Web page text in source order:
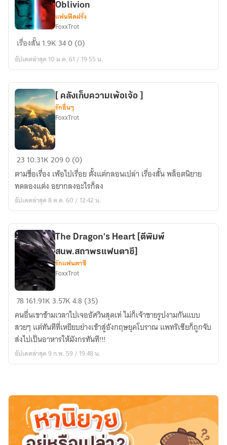
Fic
Star
Wars
[Kylo
Ren
x
Rey]
Let
all
the
Thousand
Stars
Fade
Oblivion
Oblivion
แฟนฟิคฝรั่ง
FoxxTrot
เรื่องสั้น1.9K 340 (0)
อัปเดตล่าสุด 10 ม.ค. 61 / 19:55 น.
คลัง
เก็บ
ความ
เพ้อ
]
[ คลังเก็บความเพ้อเจ้อ ]
รักอื่นๆ
FoxxTrot
23 10.31K2090 (0)
ตามชื่อเรื่อง เพ้อไปเรื่อย ตั้งแต่กลอนเปล่า เรื่องสั้น พล็อตนิยาย
ทดลองแต่ง อยากลงอะไรก็ลง
อัปเดตล่าสุด 8 ต.ค. 60 / 12:42 น.
The
Dragon's
Heart
[ตี
พิมพ์
สนพ.สถาพร
The Dragon's Heart [ตีพิมพ์
สนพ.สถาพรแฟนตาซี]
รักแฟนตาซี
FoxxTrot
78161.91K 3.57K4.8 (35)
คนอื่นเขาข้ามเวลาไปเจออัศวินสุดเท่ ไม่ก็เจ้าชายรูปงามกันแบบ
สวยๆ แต่ทันทีที่เหยียบย่างเข้าสู่อังกฤษยุคโบราณ แพทริเซียก็ถูกจับ
ส่งไปเป็นอาหารให้มังกรทันที!!!
อัปเดตล่าสุด 9 ก.พ. 59 / 19:48 น.